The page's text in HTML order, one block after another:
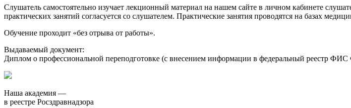
Слушатель самостоятельно изучает лекционный материал на нашем сайте в личном кабинете
практических занятий согласуется со слушателем. Практические занятия проводятся на базах
Обучение проходит «без отрыва от работы».
Выдаваемый документ:
Диплом о профессиональной переподготовке (с внесением информации в федеральный реестр
Наша академия —
в реестре Росздравнадзора